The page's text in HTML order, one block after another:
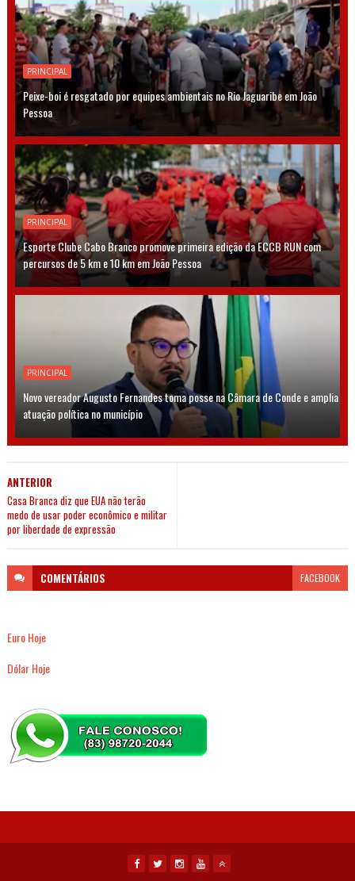
PRINCIPAL
Peixe-boi é resgatado por equipes ambientais no Rio Jaguaribe em João
Pessoa
PRINCIPAL
Esporte Clube Cabo Branco promove primeira edição da ECCB RUN com
percursos de 5 km e 10 km em João Pessoa
PRINCIPAL
Novo vereador Augusto Fernandes toma posse na Câmara de Conde e amplia
atuação política no município
ANTERIOR
Casa Branca diz que EUA não terão
medo de usar poder econômico e militar
por liberdade de expressão
COMENTÁRIOS FACEBOOK
Euro Hoje
Dólar Hoje